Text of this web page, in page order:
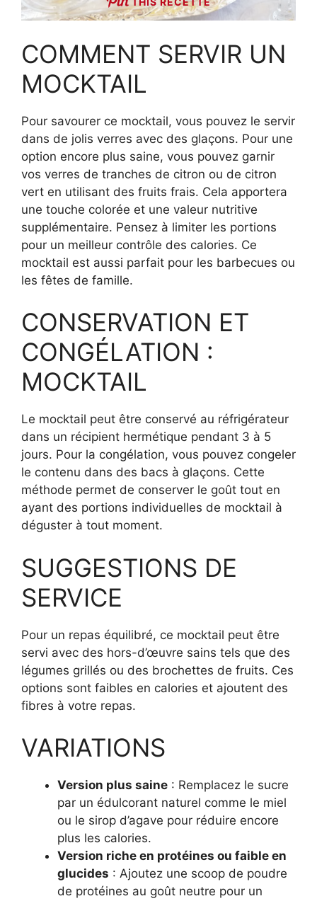
COMMENT SERVIR UN
MOCKTAIL
Pour savourer ce mocktail, vous pouvez le servir
dans de jolis verres avec des glaçons. Pour une
option encore plus saine, vous pouvez garnir
vos verres de tranches de citron ou de citron
vert en utilisant des fruits frais. Cela apportera
une touche colorée et une valeur nutritive
supplémentaire. Pensez à limiter les portions
pour un meilleur contrôle des calories. Ce
mocktail est aussi parfait pour les barbecues ou
les fêtes de famille.
CONSERVATION ET
CONGÉLATION :
MOCKTAIL
Le mocktail peut être conservé au réfrigérateur
dans un récipient hermétique pendant 3 à 5
jours. Pour la congélation, vous pouvez congeler
le contenu dans des bacs à glaçons. Cette
méthode permet de conserver le goût tout en
ayant des portions individuelles de mocktail à
déguster à tout moment.
SUGGESTIONS DE
SERVICE
Pour un repas équilibré, ce mocktail peut être
servi avec des hors-d’œuvre sains tels que des
légumes grillés ou des brochettes de fruits. Ces
options sont faibles en calories et ajoutent des
fibres à votre repas.
VARIATIONS
Version plus saine : Remplacez le sucre
par un édulcorant naturel comme le miel
ou le sirop d’agave pour réduire encore
plus les calories.
Version riche en protéines ou faible en
glucides : Ajoutez une scoop de poudre
de protéines au goût neutre pour un